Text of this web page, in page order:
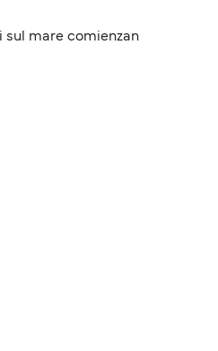
sul mare comienzan